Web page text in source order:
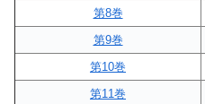
第8巻
第9巻
第10巻
第11巻